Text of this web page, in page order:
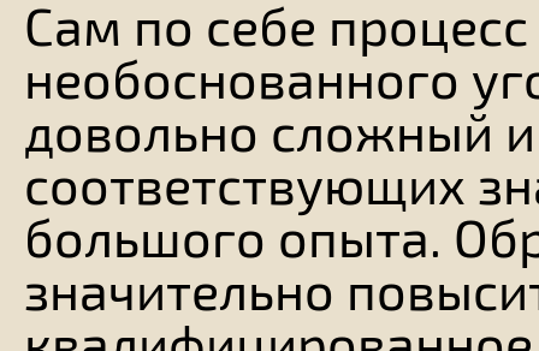
Сам по себе
необоснованного
довольно сложный
соответствующих
большого опыта.
значительно